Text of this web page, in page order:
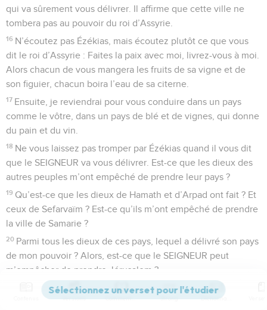
qui va sûrement vous délivrer. Il affirme que cette ville ne
tombera pas au pouvoir du roi d’Assyrie.
16 N’écoutez pas Ézékias, mais écoutez plutôt ce que vous
dit le roi d’Assyrie : Faites la paix avec moi, livrez-vous à moi.
Alors chacun de vous mangera les fruits de sa vigne et de
son figuier, chacun boira l’eau de sa citerne.
17 Ensuite, je reviendrai pour vous conduire dans un pays
comme le vôtre, dans un pays de blé et de vignes, qui donne
du pain et du vin.
18 Ne vous laissez pas tromper par Ézékias quand il vous dit
que le SEIGNEUR va vous délivrer. Est-ce que les dieux des
autres peuples m’ont empêché de prendre leur pays ?
19 Qu’est-ce que les dieux de Hamath et d’Arpad ont fait ? Et
ceux de Sefarvaïm ? Est-ce qu’ils m’ont empêché de prendre
la ville de Samarie ?
20 Parmi tous les dieux de ces pays, lequel a délivré son pays
de mon pouvoir ? Alors, est-ce que le SEIGNEUR peut
m’empêcher de prendre Jérusalem ? »
Tous ceux qui étaient là gardaient le silence, personne ne
disait un mot. En effet, le roi Ézékias leur avait commandé de
Versions Commentaires Strong